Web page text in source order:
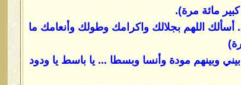
كبير مائة مرة).
أسألك اللهم بجلالك واكرامك وطولك وأنعامك ما
وبينهم مودة وأنسا وبسطا ... يا باسط يا ودود